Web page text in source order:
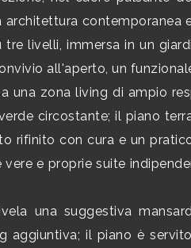
contemporanea
tre livelli, immersa in un
all'aperto, un
una zona living di ampio
circostante; il piano
rifinito con cura e un
e proprie suite
una suggestiva
aggiuntiva; il piano è